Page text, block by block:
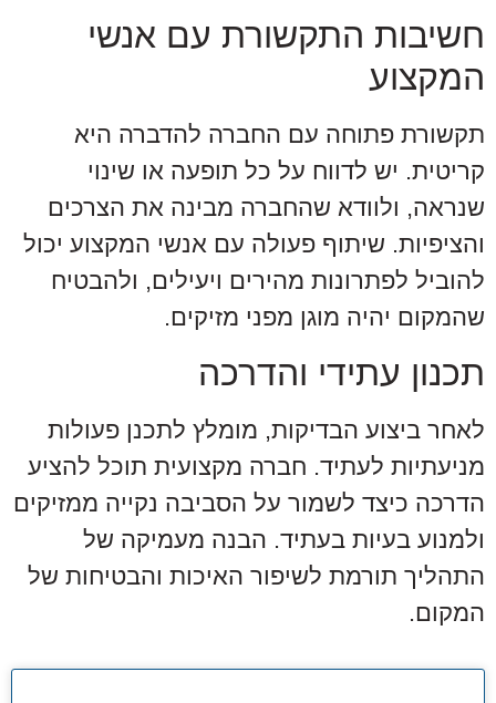
חשיבות התקשורת עם אנשי
המקצוע
תקשורת פתוחה עם החברה להדברה היא
קריטית. יש לדווח על כל תופעה או שינוי
שנראה, ולוודא שהחברה מבינה את הצרכים
והציפיות. שיתוף פעולה עם אנשי המקצוע יכול
להוביל לפתרונות מהירים ויעילים, ולהבטיח
שהמקום יהיה מוגן מפני מזיקים.
תכנון עתידי והדרכה
לאחר ביצוע הבדיקות, מומלץ לתכנן פעולות
מניעתיות לעתיד. חברה מקצועית תוכל להציע
הדרכה כיצד לשמור על הסביבה נקייה ממזיקים
ולמנוע בעיות בעתיד. הבנה מעמיקה של
התהליך תורמת לשיפור האיכות והבטיחות של
המקום.